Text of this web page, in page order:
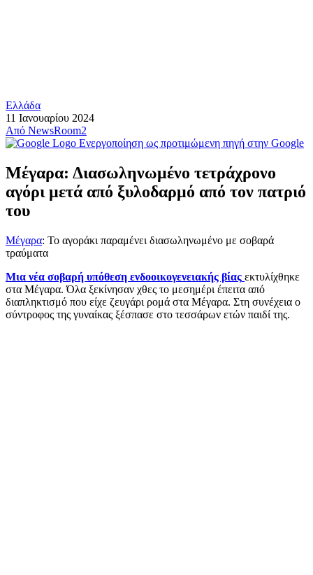
Ελλάδα
11 Ιανουαρίου 2024
Από NewsRoom2
Ενεργοποίηση ως προτιμώμενη πηγή στην Google
Μέγαρα: Διασωληνωμένο τετράχρονο
αγόρι μετά από ξυλοδαρμό από τον πατριό
του
Μέγαρα: Το αγοράκι παραμένει διασωληνωμένο με σοβαρά
τραύματα
Μια νέα σοβαρή υπόθεση ενδοοικογενειακής βίας εκτυλίχθηκε
στα Μέγαρα. Όλα ξεκίνησαν χθες το μεσημέρι έπειτα από
διαπληκτισμό που είχε ζευγάρι ρομά στα Μέγαρα. Στη συνέχεια ο
σύντροφος της γυναίκας ξέσπασε στο τεσσάρων ετών παιδί της.